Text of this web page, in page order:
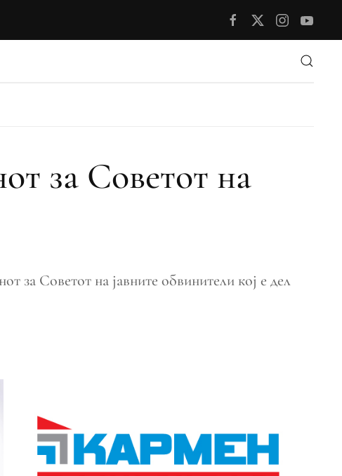
за Советот на
за Советот на јавните обвинители кој е дел